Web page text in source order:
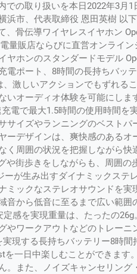
での取り扱いを本日2022年3月
浜市、代表取締役 恩田英樹 以
骨伝導ワイヤレスイヤホン
量販店ならびに直営オンライ
ホンのスタンダードモデル
電ポート、8時間の長持ちバッ
激しいアクションでもずれる
いオーディオ体験を可能にし
電で最大1.5時間の使用時間を
サイズやランニングのベストパ
ーデザインは、爽快感のある
周囲の状況を把握しながら快
や街歩きをしながらも、周囲
が生み出すダイナミックステ
ミックなステレオサウンドを
音から低音に至るまで広い範囲
感を実現重量は、たったの
やワークアウトなどのトレー
現する長持ちバッテリー8時
一日中楽しむことができます
。また、ノイズキャンセリング